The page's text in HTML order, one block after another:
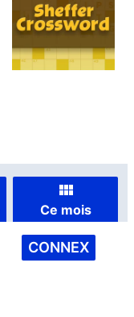
Ce mois
CONNEX